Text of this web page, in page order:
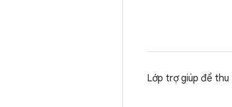
Lớp trợ giúp để